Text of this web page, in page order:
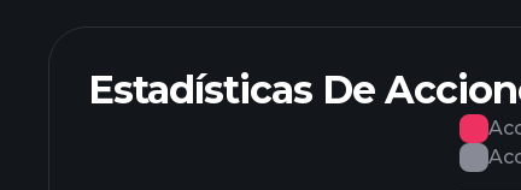
Estadísticas De